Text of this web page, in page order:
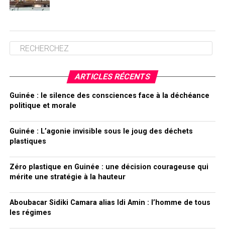
ARTICLES RÉCENTS
Guinée : le silence des consciences face à la déchéance
politique et morale
Guinée : L’agonie invisible sous le joug des déchets
plastiques
Zéro plastique en Guinée : une décision courageuse qui
mérite une stratégie à la hauteur
Aboubacar Sidiki Camara alias Idi Amin : l’homme de tous
les régimes